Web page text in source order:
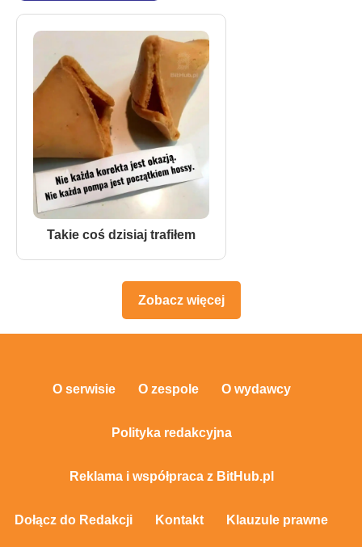
Takie coś dzisiaj trafiłem
Zobacz więcej
O serwisie O zespole O wydawcy
Polityka redakcyjna
Reklama i współpraca z BitHub.pl
Dołącz do Redakcji Kontakt Klauzule prawne